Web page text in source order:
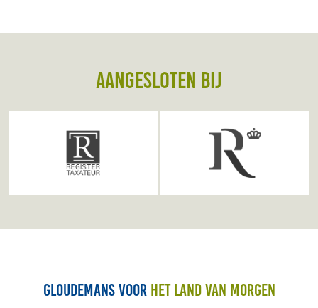
Aangesloten bij
Gloudemans voor het land van morgen